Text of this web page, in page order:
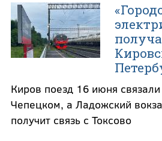
Киров поезд 16 июня
Чепецком, а Ладожский
получит связь с Токсово